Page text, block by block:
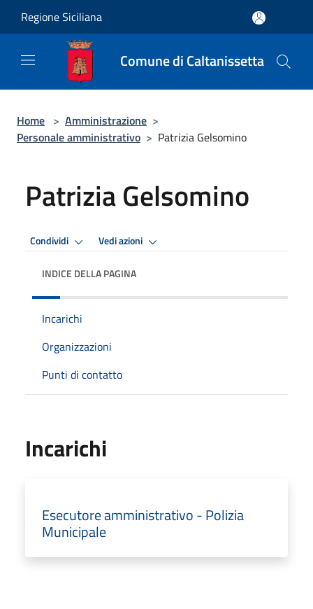
Regione Siciliana
Comune di Caltanissetta
Home > Amministrazione >
Personale amministrativo > Patrizia Gelsomino
Patrizia Gelsomino
Condividi Vedi azioni
INDICE DELLA PAGINA
Incarichi
Organizzazioni
Punti di contatto
Incarichi
Esecutore amministrativo - Polizia
Municipale